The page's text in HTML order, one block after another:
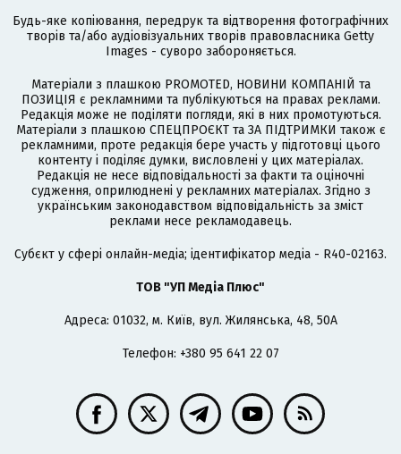
Будь-яке копіювання, передрук та відтворення фотографічних
творів та/або аудіовізуальних творів правовласника Getty
Images - суворо забороняється.
Матеріали з плашкою PROMOTED, НОВИНИ КОМПАНІЙ та
ПОЗИЦІЯ є рекламними та публікуються на правах реклами.
Редакція може не поділяти погляди, які в них промотуються.
Матеріали з плашкою СПЕЦПРОЄКТ та ЗА ПІДТРИМКИ також є
рекламними, проте редакція бере участь у підготовці цього
контенту і поділяє думки, висловлені у цих матеріалах.
Редакція не несе відповідальності за факти та оціночні
судження, оприлюднені у рекламних матеріалах. Згідно з
українським законодавством відповідальність за зміст
реклами несе рекламодавець.
Cубєкт у сфері онлайн-медіа; ідентифікатор медіа - R40-02163.
ТОВ "УП Медіа Плюс"
Адреса: 01032, м. Київ, вул. Жилянська, 48, 50А
Телефон: +380 95 641 22 07